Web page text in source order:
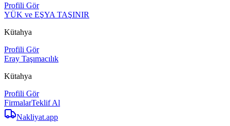
Profili Gör
YÜK ve EŞYA TAŞINIR
Kütahya
Profili Gör
Eray Taşımacılık
Kütahya
Profili Gör
FirmalarTeklif Al
Nakliyat.app